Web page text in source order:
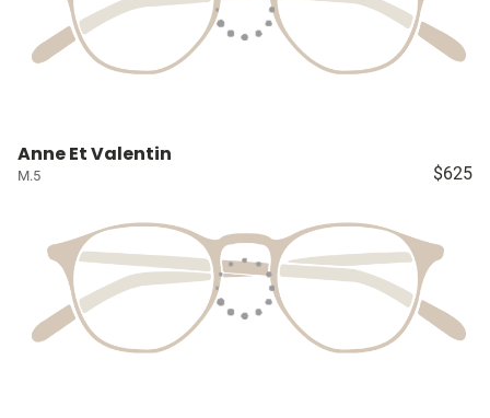
Anne Et Valentin
M.5 $625